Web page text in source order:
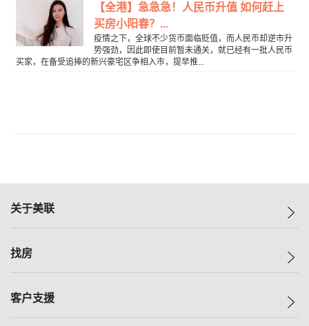
【全港】急急急！人民币升值 如何赶上
买房小阳春？...
疫情之下，全球不少货币面临贬值，而人民币却逆市升
势强劲，因此即使目前暂未通关，就已经有一批人民币
买家，在备受追捧的新兴豪宅区争相入市，提早推...
关于美联
美联集团
人才招募
找房
一手新房
客户支援